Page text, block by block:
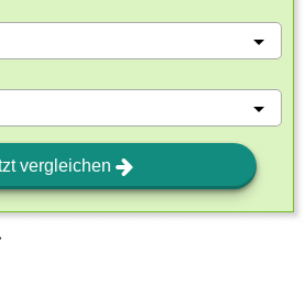
vergleichen